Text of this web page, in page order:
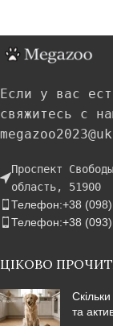
Если у вас
свяжитесь с
Проспект
область, 51900
Телефон:+38
Телефон:+38
ЦІКОВО
та